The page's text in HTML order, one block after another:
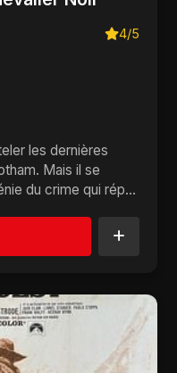
4/5
les dernières
Mais il se
du crime qui rép...